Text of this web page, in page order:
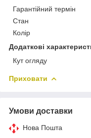
Гарантійний термін
Стан
Колір
Додаткові
Кут огляду
Приховати
Умови доставки
Нова Пошта